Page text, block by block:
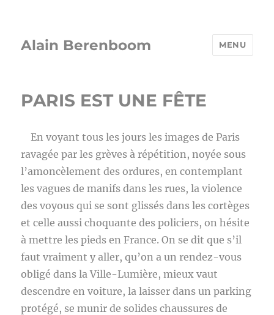
Alain Berenboom MENU
PARIS EST UNE FÊTE
En voyant tous les jours les images de Paris
ravagée par les grèves à répétition, noyée sous
l’amoncèlement des ordures, en contemplant
les vagues de manifs dans les rues, la violence
des voyous qui se sont glissés dans les cortèges
et celle aussi choquante des policiers, on hésite
à mettre les pieds en France. On se dit que s’il
faut vraiment y aller, qu’on a un rendez-vous
obligé dans la Ville-Lumière, mieux vaut
descendre en voiture, la laisser dans un parking
protégé, se munir de solides chaussures de